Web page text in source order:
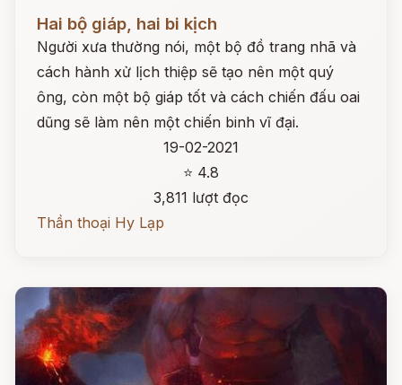
Hai bộ giáp, hai bi kịch
Người xưa thường nói, một bộ đồ trang nhã và
cách hành xử lịch thiệp sẽ tạo nên một quý
ông, còn một bộ giáp tốt và cách chiến đấu oai
dũng sẽ làm nên một chiến binh vĩ đại.
19-02-2021
⭐ 4.8
3,811 lượt đọc
Thần thoại Hy Lạp